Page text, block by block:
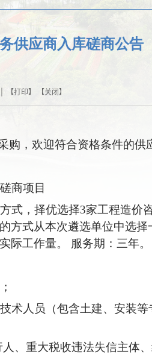
供应商入库磋商公告
【打印】 【关闭】
，欢迎符合资格条件的供
商项目
式，择优选择3家工程造价
方式从本次遴选单位中选择
际工作量。 服务期：三年。
术人员（包含土建、安装
、重大税收违法失信主体